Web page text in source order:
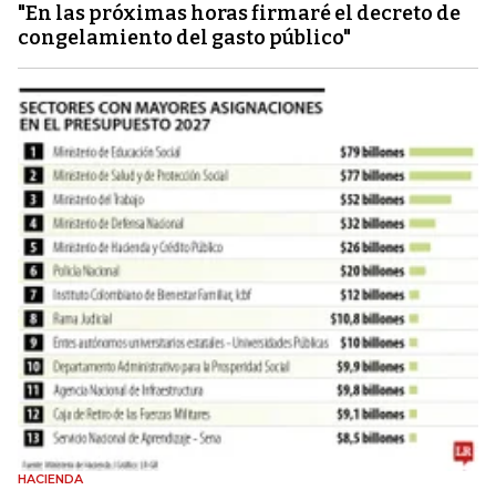
"En las próximas horas firmaré el decreto de
congelamiento del gasto público"
HACIENDA